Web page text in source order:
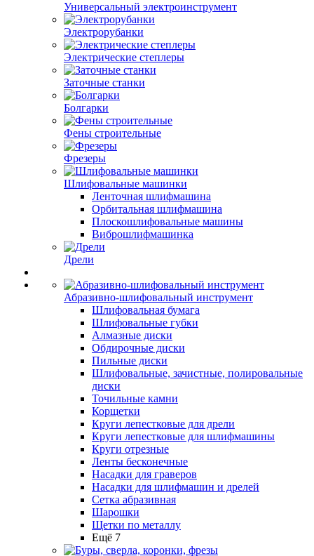
Универсальный электроинструмент
Электрорубанки
Электрические степлеры
Заточные станки
Болгарки
Фены строительные
Фрезеры
Шлифовальные машинки
Ленточная шлифмашина
Орбитальная шлифмашина
Плоскошлифовальные машины
Виброшлифмашинка
Дрели
Абразивно-шлифовальный инструмент
Шлифовальная бумага
Шлифовальные губки
Алмазные диски
Обдирочные диски
Пильные диски
Шлифовальные, зачистные, полировальные
диски
Точильные камни
Корщетки
Круги лепестковые для дрели
Круги лепестковые для шлифмашины
Круги отрезные
Ленты бесконечные
Насадки для граверов
Насадки для шлифмашин и дрелей
Сетка абразивная
Шарошки
Щетки по металлу
Ещё 7